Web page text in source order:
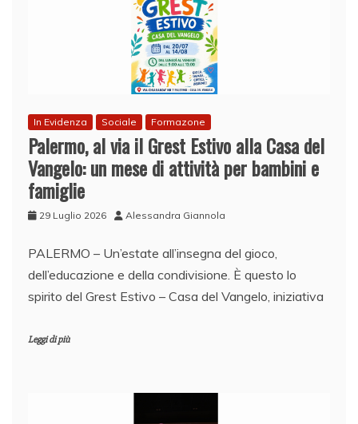
In Evidenza Sociale Formazone
Palermo, al via il Grest Estivo alla Casa del
Vangelo: un mese di attività per bambini e
famiglie
29 Luglio 2026 Alessandra Giannola
PALERMO – Un’estate all’insegna del gioco,
dell’educazione e della condivisione. È questo lo
spirito del Grest Estivo – Casa del Vangelo, iniziativa
Leggi di più